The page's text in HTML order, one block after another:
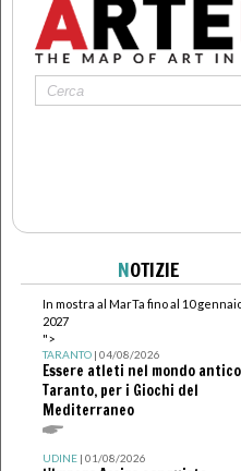
NOTIZIE
In mostra al MarTa fino al 10
2027
">
TARANTO| 04/08/2026
Essere atleti nel mondo
Taranto, per i Giochi del
Mediterraneo
UDINE| 01/08/2026